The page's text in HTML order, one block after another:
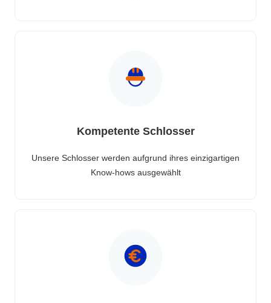
Kompetente Schlosser
Unsere Schlosser werden aufgrund ihres einzigartigen
Know-hows ausgewählt